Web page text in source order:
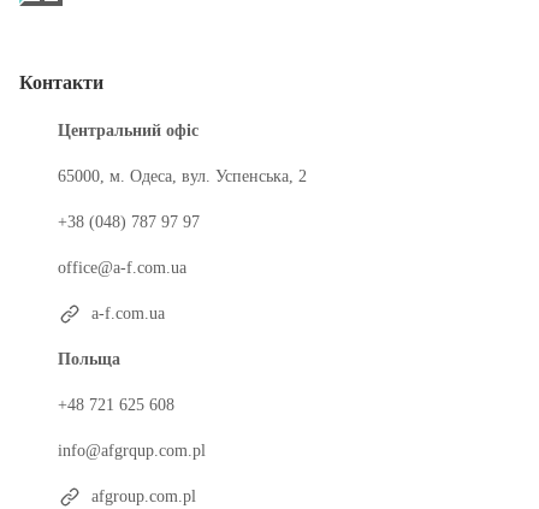
Контакти
Центральний офіс
65000, м. Одеса, вул. Успенська, 2
+38 (048) 787 97 97
office@a-f.com.ua
a-f.com.ua
Польща
+48 721 625 608
info@afgrqup.com.pl
afgroup.com.pl